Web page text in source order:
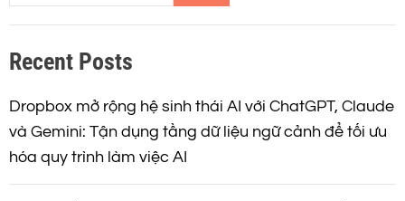
m
i
m
Recent Posts
Dropbox mở rộng hệ sinh thái AI với ChatGPT, Claude
và Gemini: Tận dụng tầng dữ liệu ngữ cảnh để tối ưu
hóa quy trình làm việc AI